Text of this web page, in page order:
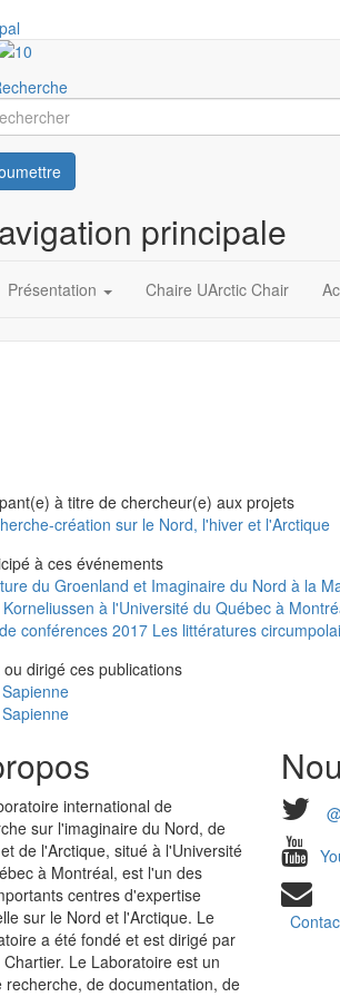
principale
Présentation Chaire UArctic Chair
à titre de chercheur(e) aux projets
création sur le Nord, l'hiver et l'Arctique
à ces événements
du Groenland et Imaginaire du Nord à la
Korneliussen à l'Université du Québec à
conférences 2017 Les littératures
ou dirigé ces publications
international de
sur l'imaginaire du Nord, de
de l'Arctique, situé à l'Université
à Montréal, est l'un des
centres d'expertise
sur le Nord et l'Arctique. Le
a été fondé et est dirigé par
Chartier. Le Laboratoire est un
recherche, de documentation, de